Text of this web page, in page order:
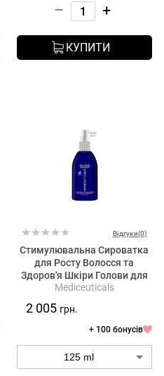
– +
КУПИТИ
Відгуки(0)
Стимулювальна Сироватка
для Росту Волосся та
Здоров'я Шкіри Голови для
Жінок Mediceuticals
Mediceuticals
2 005 грн.
+ 100 бонусів